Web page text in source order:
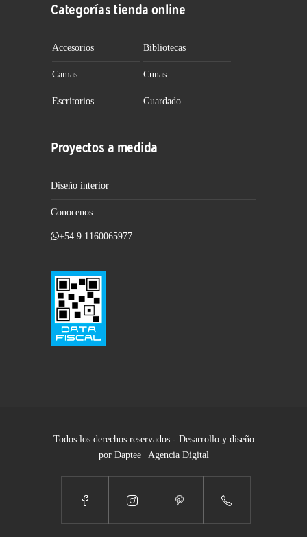
Categorías tienda online
Accesorios Bibliotecas
Camas Cunas
Escritorios Guardado
Proyectos a medida
Diseño interior
Conocenos
+54 9 1160065977
Todos los derechos reservados - Desarrollo y diseño
por Daptee | Agencia Digital